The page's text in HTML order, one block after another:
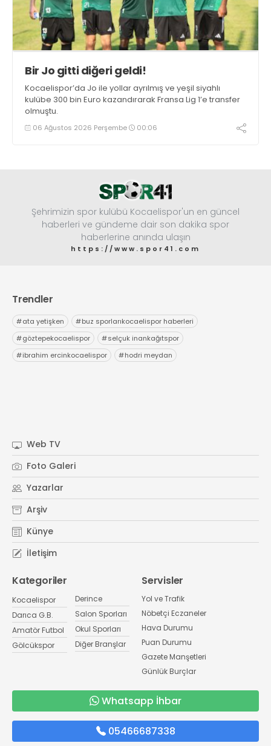
Bir Jo gitti diğeri geldi!
Kocaelispor’da Jo ile yollar ayrılmış ve yeşil siyahlı
kulübe 300 bin Euro kazandırarak Fransa Lig 1’e transfer
olmuştu.
06 Ağustos 2026 Perşembe 00:06
Şehrimizin spor kulübü Kocaelispor'un en güncel
haberleri ve gündeme dair son dakika spor
haberlerine anında ulaşın
https://www.spor41.com
Trendler
#ata yetişken #buz sporlarıkocaelispor haberleri
#göztepekocaelispor #selçuk inankağıtspor
#ibrahim ercinkocaelispor #hodri meydan
Web TV
Foto Galeri
Yazarlar
Arşiv
Künye
İletişim
Kategoriler
Kocaelispor
Darıca G.B.
Amatör Futbol
Gölcükspor
Derince
Salon Sporları
Okul Sporları
Diğer Branşlar
Servisler
Yol ve Trafik
Nöbetçi Eczaneler
Hava Durumu
Puan Durumu
Gazete Manşetleri
Günlük Burçlar
Whatsapp İhbar
05466687338